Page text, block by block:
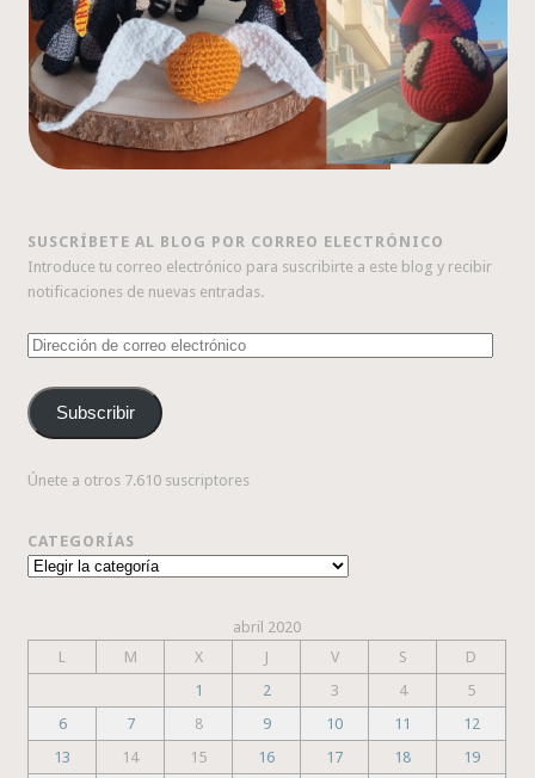
SUSCRÍBETE AL BLOG POR CORREO ELECTRÓNICO
Introduce tu correo electrónico para suscribirte a este blog y recibir
notificaciones de nuevas entradas.
Dirección
correo
electrónico
Subscribir
Únete a otros 7.610 suscriptores
CATEGORÍAS
Categorías
abril 2020
L
M X J V S
D
1
2 3 4
5
6
7 8 9 10 11
12
13
14 15 16 17 18
19